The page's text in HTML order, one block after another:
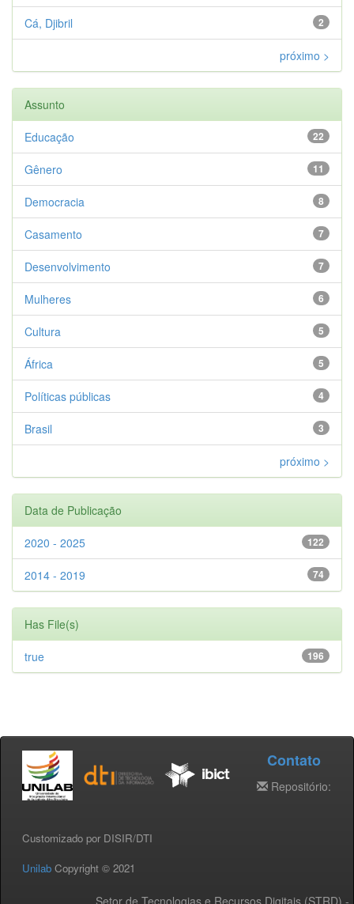
2
Cá, Djibril
próximo >
Assunto
22
Educação
11
Gênero
8
Democracia
7
Casamento
7
Desenvolvimento
6
Mulheres
5
Cultura
5
África
4
Políticas públicas
3
Brasil
próximo >
Data de Publicação
122
2020 - 2025
74
2014 - 2019
Has File(s)
196
true
Customizado por DISIR/DTI
Unilab Copyright © 2021
Contato
Repositório: